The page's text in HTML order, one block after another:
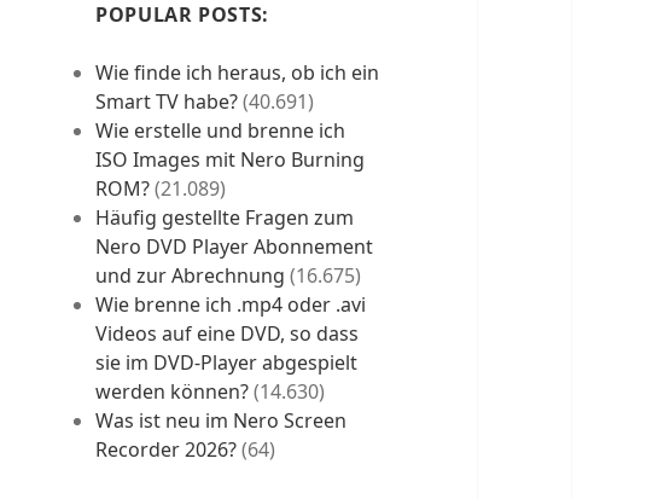
POPULAR POSTS:
Wie finde ich heraus, ob ich ein
Smart TV habe?(40.691)
Wie erstelle und brenne ich
ISO Images mit Nero Burning
ROM?(21.089)
Häufig gestellte Fragen zum
Nero DVD Player Abonnement
und zur Abrechnung (16.675)
Wie brenne ich .mp4 oder .avi
Videos auf eine DVD, so dass
sie im DVD-Player abgespielt
werden können?(14.630)
Was ist neu im Nero Screen
Recorder 2026?(64)